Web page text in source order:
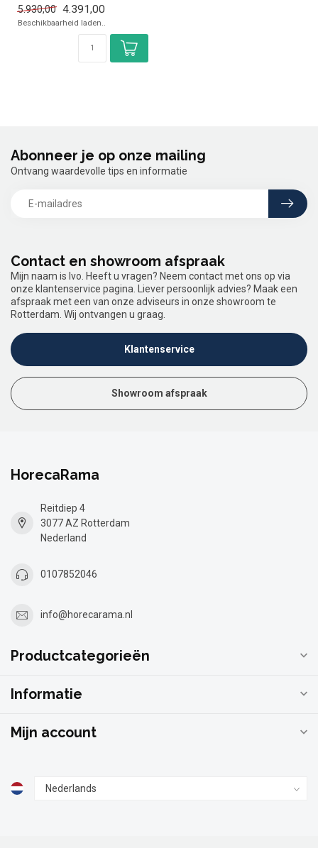
✓ Geforceerd
✓ Breedte 128,...
5.930,00 4.391,00
Beschikbaarheid laden..
Contact en showroom afspraak
Mijn naam is Ivo. Heeft u vragen? Neem contact met ons op via
onze klantenservice pagina. Liever persoonlijk advies? Maak een
afspraak met een van onze adviseurs in onze showroom te
Rotterdam. Wij ontvangen u graag.
Klantenservice
Showroom afspraak
Abonneer je op onze mailing
Ontvang waardevolle tips en informatie
HorecaRama
Reitdiep 4
3077 AZ Rotterdam
Nederland
0107852046
info@horecarama.nl
Productcategorieën
Informatie
Mijn account